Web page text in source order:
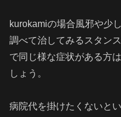
kurokamiの場合風邪や少
調べて治してみるスタン
で同じ様な症状がある方
しょう。
病院代を掛けたくないと